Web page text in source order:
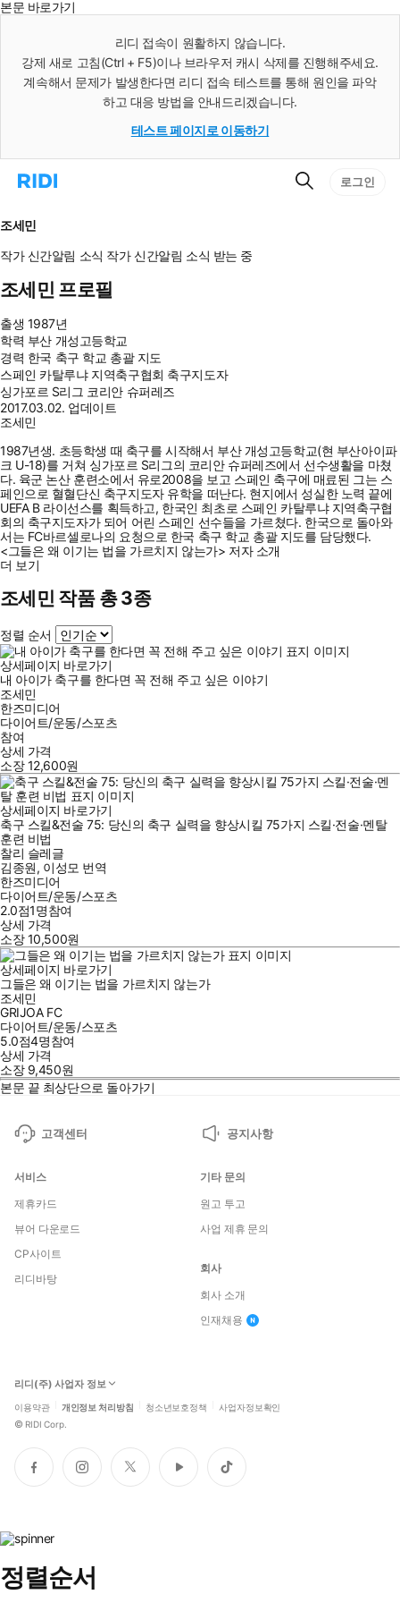
본문 바로가기
리디 접속이 원활하지 않습니다.
강제 새로 고침(Ctrl + F5)이나 브라우저 캐시 삭제를 진행해주세요.
계속해서 문제가 발생한다면 리디 접속 테스트를 통해 원인을 파악
하고 대응 방법을 안내드리겠습니다.
테스트 페이지로 이동하기
리
으
로
이
동
검
로그인
조세민
작가 신간알림 소식 작가 신간알림 소식 받는 중
조세민 프로필
출생 1987년
학력 부산 개성고등학교
경력 한국 축구 학교 총괄 지도
스페인 카탈루냐 지역축구협회 축구지도자
싱가포르 S리그 코리안 슈퍼레즈
2017.03.02. 업데이트
조세민
1987년생. 초등학생 때 축구를 시작해서 부산 개성고등학교(현 부산아이파
크 U-18)를 거쳐 싱가포르 S리그의 코리안 슈퍼레즈에서 선수생활을 마쳤
다. 육군 논산 훈련소에서 유로2008을 보고 스페인 축구에 매료된 그는 스
페인으로 혈혈단신 축구지도자 유학을 떠난다. 현지에서 성실한 노력 끝에
UEFA B 라이선스를 획득하고, 한국인 최초로 스페인 카탈루냐 지역축구협
회의 축구지도자가 되어 어린 스페인 선수들을 가르쳤다. 한국으로 돌아와
서는 FC바르셀로나의 요청으로 한국 축구 학교 총괄 지도를 담당했다.
<그들은 왜 이기는 법을 가르치지 않는가> 저자 소개
더 보기
조세민 작품 총 3종
정렬 순서
상세페이지 바로가기
내 아이가 축구를 한다면 꼭 전해 주고 싶은 이야기
조세민
한즈미디어
다이어트/운동/스포츠
참여
상세 가격
소장12,600원
상세페이지 바로가기
축구 스킬&전술 75: 당신의 축구 실력을 향상시킬 75가지 스킬·전술·멘탈
훈련 비법
찰리 슬레글
김종원, 이성모 번역
한즈미디어
다이어트/운동/스포츠
2.0점1명참여
상세 가격
소장10,500원
상세페이지 바로가기
그들은 왜 이기는 법을 가르치지 않는가
조세민
GRIJOA FC
다이어트/운동/스포츠
5.0점4명참여
상세 가격
소장 9,450원
본문 끝 최상단으로 돌아가기
고객센터 공지사항
서비스
제휴카드
뷰어 다운로드
CP사이트
리디바탕
기타 문의
원고 투고
사업 제휴 문의
회사
회사 소개
인재채용
리디(주) 사업자 정보
이용약관 개인정보 처리방침 청소년보호정책 사업자정보확인
© RIDI Corp.
페
이
인
스
트
위
유
튜
틱
톡
정렬순서